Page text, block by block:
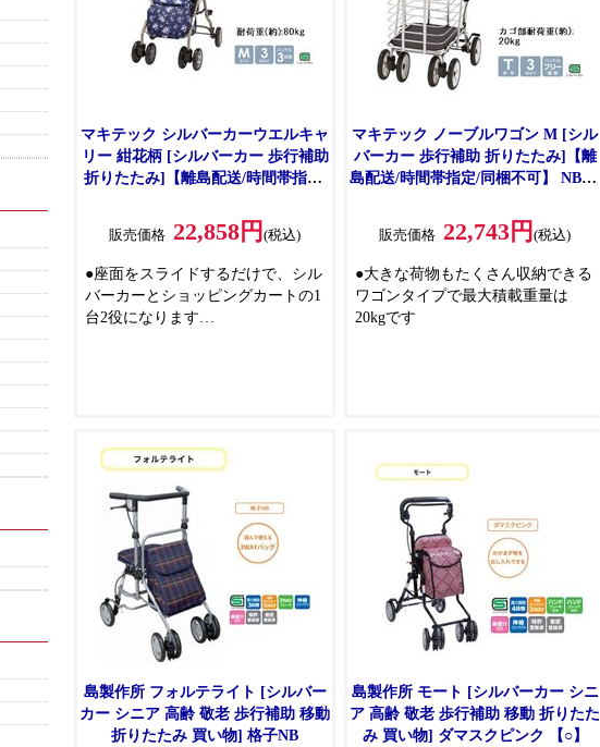
マキテック シルバーカーウエルキャ
リー 紺花柄 [シルバーカー 歩行補助
折りたたみ]【離島配送/時間帯指定/
不可】
販売価格 22,858円 (税込)
●座面をスライドするだけで、シル
バーカーとショッピングカートの1
台2役になります
マキテック ノーブルワゴン M [シル
バーカー 歩行補助 折りたたみ]【離
島配送/時間帯指定/同梱不可】 NBW-
販売価格 22,743円 (税込)
●大きな荷物もたくさん収納できる
ワゴンタイプで最大積載重量は
20kgです
島製作所 フォルテライト [シルバー
カー シニア 高齢 敬老 歩行補助 移動
折りたたみ 買い物] 格子NB
島製作所 モート [シルバーカー シニ
ア 高齢 敬老 歩行補助 移動 折りたた
み 買い物] ダマスクピンク 【○】